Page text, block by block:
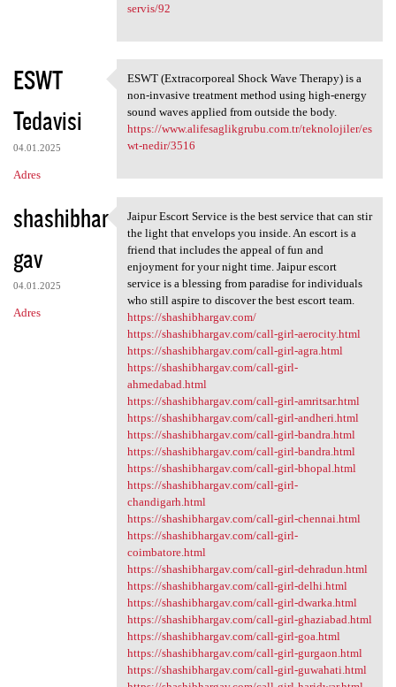
servis/92
ESWT
Tedavisi
04.01.2025
Adres
ESWT (Extracorporeal Shock
ESWT (Extracorporeal Shock Wave Therapy) is a
non-invasive treatment method using high-energy
sound waves applied from outside the body.
https://www.alifesaglikgrubu.com.tr/teknolojiler/es
wt-nedir/3516
shashibhar
gav
04.01.2025
Adres
Jaipur Escort Service is the
Jaipur Escort Service is the best service that can stir
the light that envelops you inside. An escort is a
friend that includes the appeal of fun and
enjoyment for your night time. Jaipur escort
service is a blessing from paradise for individuals
who still aspire to discover the best escort team.
https://shashibhargav.com/
https://shashibhargav.com/call-girl-aerocity.html
https://shashibhargav.com/call-girl-agra.html
https://shashibhargav.com/call-girl-
ahmedabad.html
https://shashibhargav.com/call-girl-amritsar.html
https://shashibhargav.com/call-girl-andheri.html
https://shashibhargav.com/call-girl-bandra.html
https://shashibhargav.com/call-girl-bandra.html
https://shashibhargav.com/call-girl-bhopal.html
https://shashibhargav.com/call-girl-
chandigarh.html
https://shashibhargav.com/call-girl-chennai.html
https://shashibhargav.com/call-girl-
coimbatore.html
https://shashibhargav.com/call-girl-dehradun.html
https://shashibhargav.com/call-girl-delhi.html
https://shashibhargav.com/call-girl-dwarka.html
https://shashibhargav.com/call-girl-ghaziabad.html
https://shashibhargav.com/call-girl-goa.html
https://shashibhargav.com/call-girl-gurgaon.html
https://shashibhargav.com/call-girl-guwahati.html